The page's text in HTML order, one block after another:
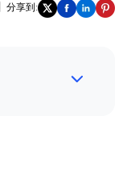
分享到: